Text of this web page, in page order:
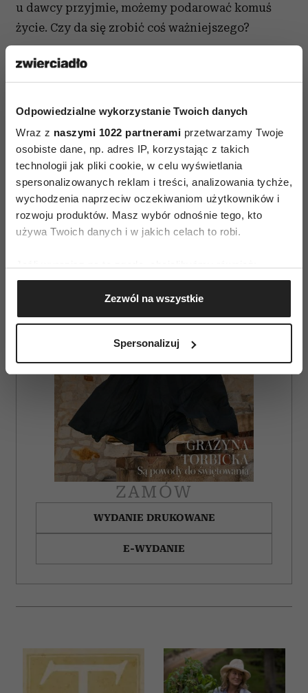
Odpowiedzialne wykorzystanie Twoich danych
Wraz z naszymi 1022 partnerami przetwarzamy Twoje
osobiste dane, np. adres IP, korzystając z takich
technologii jak pliki cookie, w celu wyświetlania
spersonalizowanych reklam i treści, analizowania tychże,
wychodzenia naprzeciw oczekiwaniom użytkowników i
rozwoju produktów. Masz wybór odnośnie tego, kto
używa Twoich danych i w jakich celach to robi.
Gromadzić dane dotyczące Twojej lokalizacji
geograficznej z dokładnością nawet do kilku metrów
Identyfikować Twoje urządzenie, aktywnie
(fingerprinting, czyli wirtualny odcisk palca)
dane są przetwarzane oraz ustaw własne preferencje w
sekcji szczegółów
. W Deklaracji plików cookie możesz
zmienić lub wycofać swoją zgodę w dowolnej chwili.
Wykorzystujemy pliki cookie do spersonalizowania treści
i reklam, aby oferować funkcje społecznościowe i
analizować ruch w naszej witrynie. Informacje o tym, jak
korzystasz z naszej witryny, udostępniamy partnerom
społecznościowym, reklamowym i analitycznym.
Partnerzy mogą połączyć te informacje z innymi danymi
otrzymanymi od Ciebie lub uzyskanymi podczas
korzystania z ich usług.
Zezwól na wszystkie
Spersonalizuj
u dawcy przyjmie, możemy podarować komuś
życie. Czy da się zrobić coś ważniejszego?
Na stronie znajdziecie szczegółowy opis całej
procedury i wszystkie interesujące informacje.
AUTOPROMOCJA
ZAMÓW
WYDANIE DRUKOWANE
E-WYDANIE